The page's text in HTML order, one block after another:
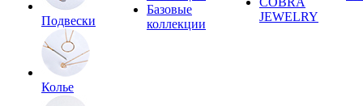
Подвески
Колье
Базовые
коллекции
JEWELRY